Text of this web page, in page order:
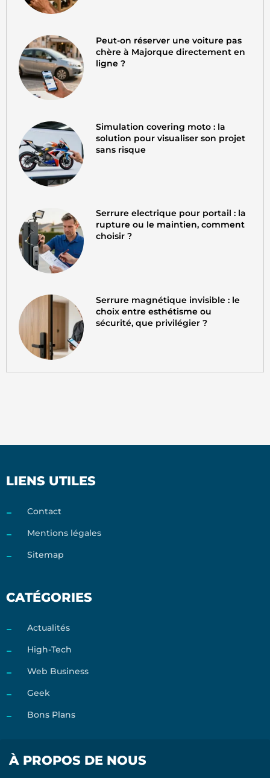
Peut-on réserver une voiture pas
chère à Majorque directement en
ligne ?
Simulation covering moto : la
solution pour visualiser son projet
sans risque
Serrure electrique pour portail : la
rupture ou le maintien, comment
choisir ?
Serrure magnétique invisible : le
choix entre esthétisme ou
sécurité, que privilégier ?
LIENS UTILES
Contact
Mentions légales
Sitemap
CATÉGORIES
Actualités
High-Tech
Web Business
Geek
Bons Plans
À PROPOS DE NOUS